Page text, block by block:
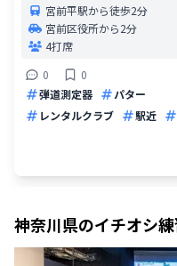
宮前平駅から徒歩2分
宮前区役所から2分
4打席
0
0
弾道測定器
パター
レンタルクラブ
駅近
神奈川県のイチオシ